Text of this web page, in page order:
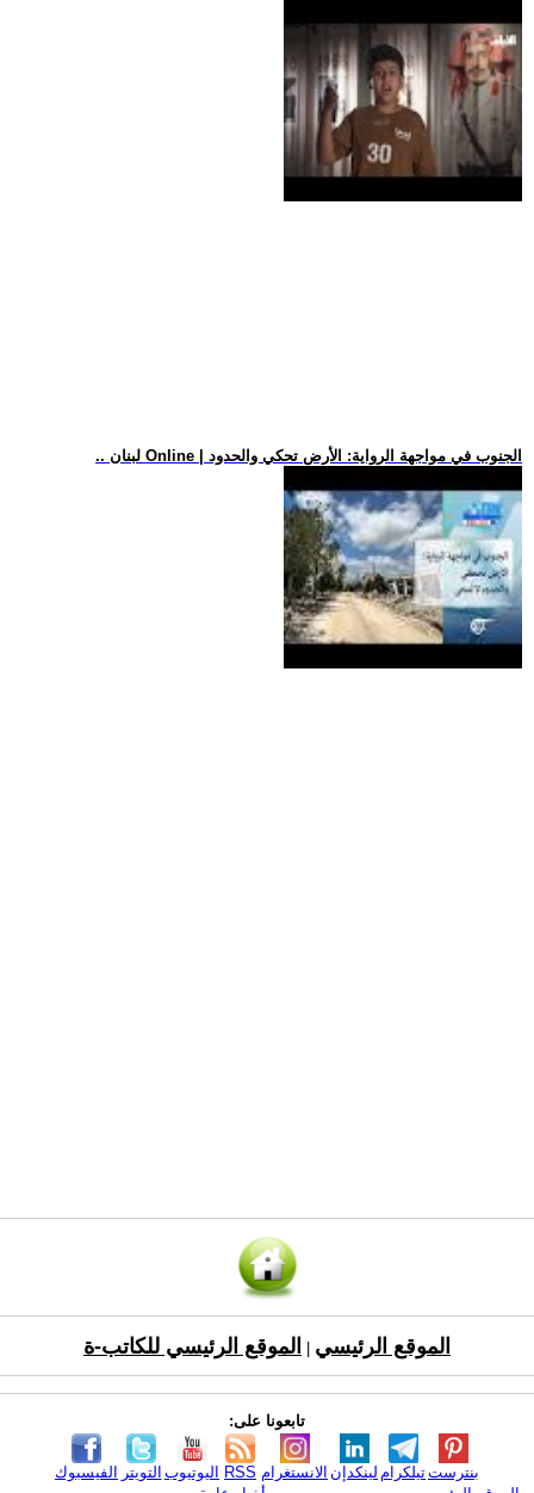
.. لبنان Online | الجنوب في مواجهة الرواية: الأرض تحكي والحدود
الموقع الرئيسي الموقع الرئيسي للكاتب-ة
تابعونا على:
الفيسبوك التويتر اليوتيوب RSS الانستغرام لينكدإن تيلكرامبنترست